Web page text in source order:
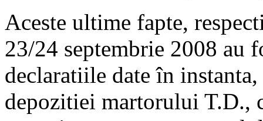
Aceste ultime fapte,
23/24 septembrie 2008 au
declaratiile date în
depozitiei martorului T.D.,